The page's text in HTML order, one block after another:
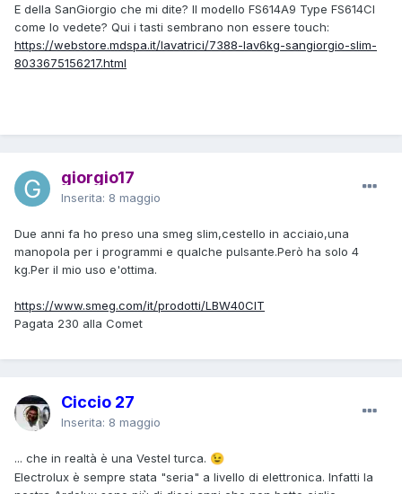
E della SanGiorgio che mi dite? Il modello FS614A9 Type FS614CI
come lo vedete? Qui i tasti sembrano non essere touch:
https://webstore.mdspa.it/lavatrici/7388-lav6kg-sangiorgio-slim-
8033675156217.html
giorgio17
Inserita: 8 maggio
Due anni fa ho preso una smeg slim,cestello in acciaio,una
manopola per i programmi e qualche pulsante.Però ha solo 4
kg.Per il mio uso e'ottima.
https://www.smeg.com/it/prodotti/LBW40CIT
Pagata 230 alla Comet
Ciccio 27
Inserita: 8 maggio
... che in realtà è una Vestel turca. 😉
Electrolux è sempre stata "seria" a livello di elettronica. Infatti la